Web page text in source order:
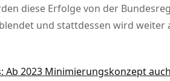
diese Erfolge von der
und stattdessen wird
2023 Minimierungskonzept